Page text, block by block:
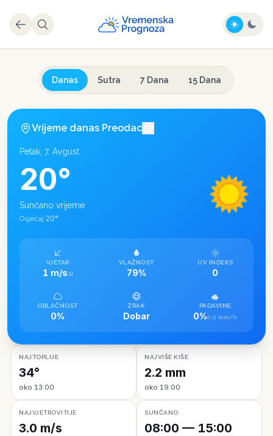
Danas Sutra 7 Dana 15 Dana
Vrijeme danas Preodac
Petak, 7. Avgust
20°
Sunčano vrijeme
Osjećaj 20°
VJETAR
1 m/sSI
VLAŽNOST
79%
UV INDEKS
0
OBLAČNOST
0%
ZRAK
Dobar
PADAVINE
0%0.0 mm/h
NAJTOPLIJE
34°
oko 13:00
NAJVIŠE KIŠE
2.2 mm
oko 19:00
NAJVJETROVITIJE
3.0 m/s
SUNČANO
08:00 — 15:00